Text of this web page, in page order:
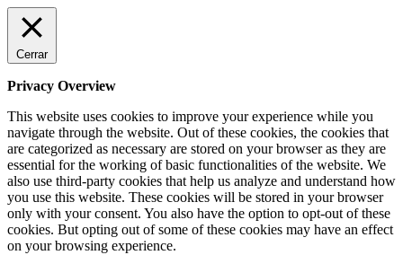
Cerrar
Privacy Overview
This website uses cookies to improve your experience while you
navigate through the website. Out of these cookies, the cookies that
are categorized as necessary are stored on your browser as they are
essential for the working of basic functionalities of the website. We
also use third-party cookies that help us analyze and understand how
you use this website. These cookies will be stored in your browser
only with your consent. You also have the option to opt-out of these
cookies. But opting out of some of these cookies may have an effect
on your browsing experience.